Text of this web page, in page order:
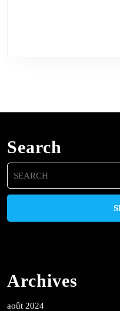
Search
Search
for:
Archives
août 2024